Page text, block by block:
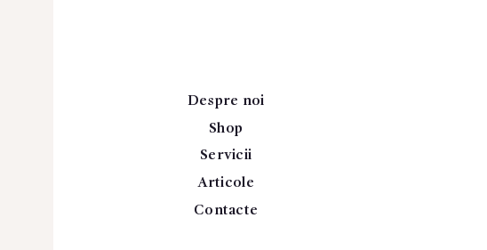
Despre noi
Shop
Servicii
Articole
Contacte